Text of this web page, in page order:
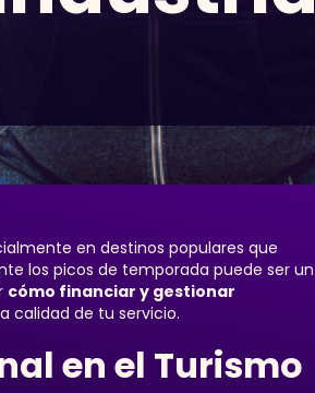
en destinos populares que
los picos de temporada puede ser un
cómo financiar y gestionar
calidad de tu servicio.
en el Turismo